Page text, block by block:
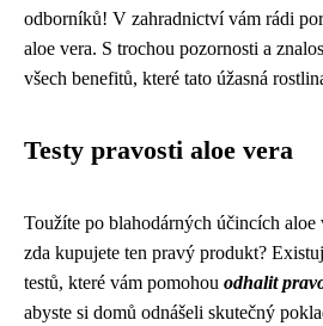
odborníků! V zahradnictví vám rádi
aloe vera. S trochou pozornosti a
všech benefitů, které tato úžasná
Testy pravosti aloe vera
Toužíte po blahodárných účincích aloe
zda kupujete ten pravý produkt?
testů, které vám pomohou odhalit
abyste si domů odnášeli skutečný